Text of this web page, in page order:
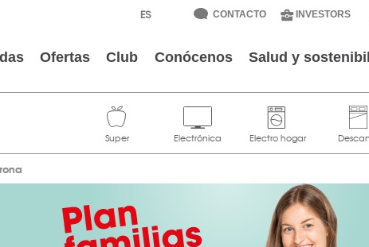
CONTACTO INVESTORS
Ofertas Club Conócenos Salud y